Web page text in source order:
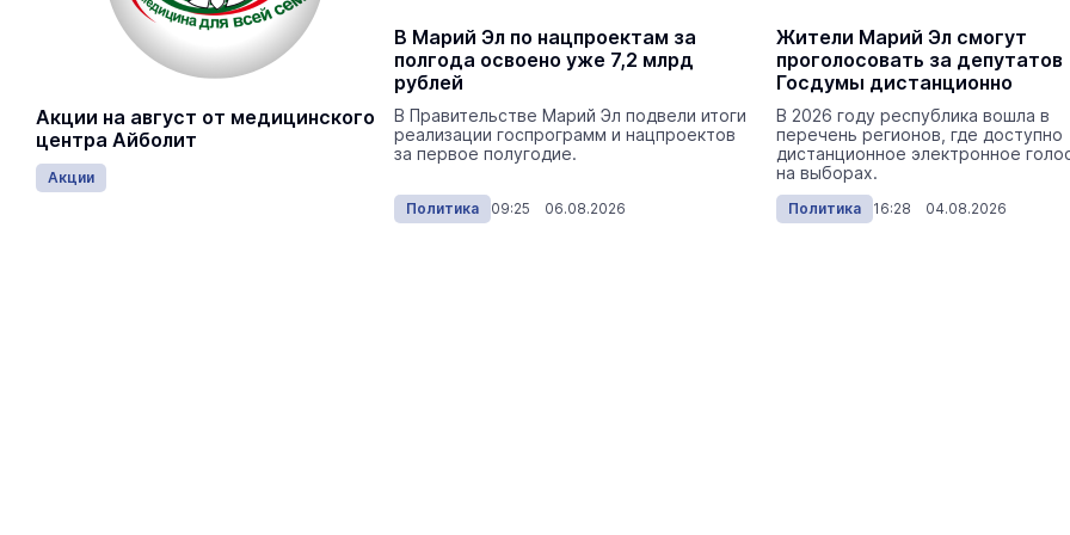
Акции на август от медицинского
центра Айболит
Акции
В Марий Эл завершилась
регистрация кандидатов на
выборы депутатов Госдумы
В республиканском одномандатном
округе № 27 зарегистрировано 10
кандидатов.
В Марий Эл по нацпроектам за
полгода освоено уже 7,2 млрд
рублей
В Правительстве Марий Эл подвели итоги
реализации госпрограмм и нацпроектов
за первое полугодие.
Политика 09:25 06.08.2026
Жители Марий Эл смогут
проголосовать за депутатов
Госдумы дистанционно
В 2026 году республика вошла в
перечень регионов, где доступно
дистанционное электронное
на выборах.
Политика 16:28 04.08.2026